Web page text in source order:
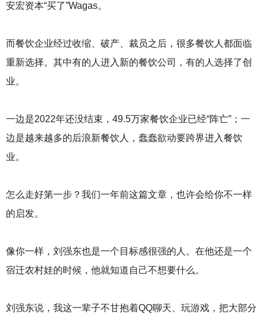
底
料
厂
火
底
安宏资本“买了”Wagas。
而餐饮企业经过收缩、破产、裁员之后，很多餐饮人都面临
重新选择。其中有的人进入新的餐饮公司，有的人选择了创
业。
一边是2022年还没结束，49.5万家餐饮企业已经“阵亡”；一
边是越来越多的后浪新餐饮人，蠢蠢欲动要跨界进入餐饮
业。
怎么走好第一步？我们一年前这篇文章，也许会给你不一样
的启发。
像你一样，刘强东也是一个目标感很强的人。在他还是一个
宿迁农村娃的时候，他就知道自己不想要什么。
刘强东说，我这一辈子不甘抱着QQ聊天、玩游戏，把大部分